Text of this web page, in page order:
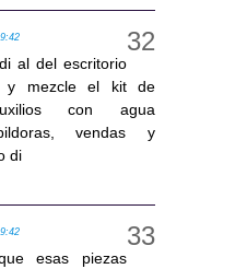
al del escritorio
y mezcle el kit de
con agua
vendas y
di
esas piezas